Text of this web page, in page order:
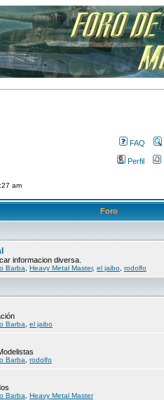
FAQ
Perfil
am
Foro
informacion diversa.
Barba Heavy Metal Master, el jaibo rodolfo
Barba el jaibo
Barba rodolfo
Barba Heavy Metal Master